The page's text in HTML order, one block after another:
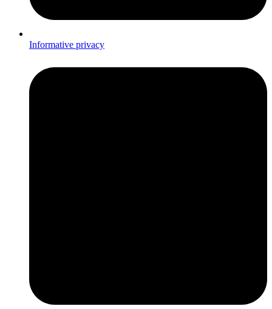
Informative privacy